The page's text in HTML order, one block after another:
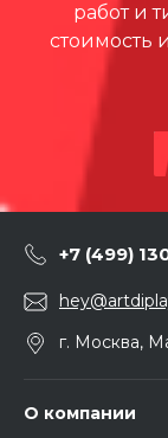
работ и
стоимость
+7 (499)
г. Москва,
О компании